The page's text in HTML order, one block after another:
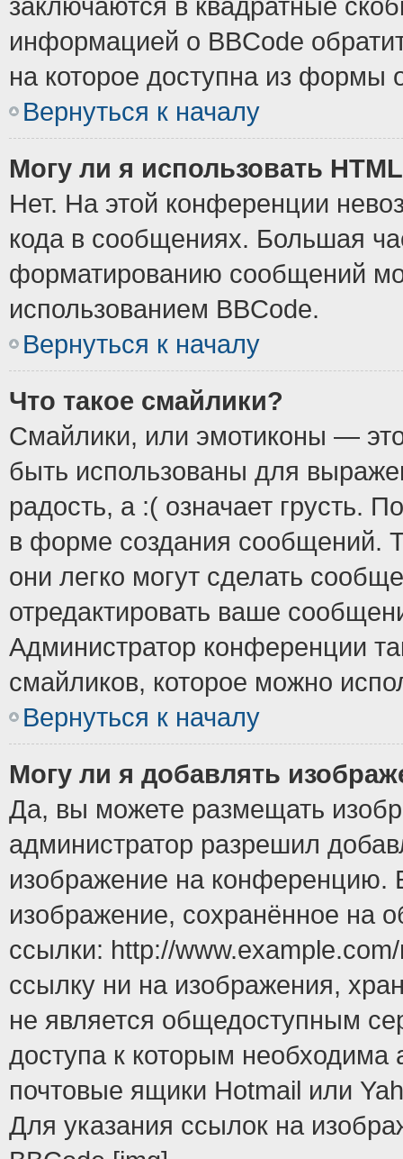
информацией о BBCode
на которое доступна из формы
Вернуться к началу
Могу ли я использовать
Нет. На этой конференции
кода в сообщениях. Большая
форматированию сообщений
использованием BBCode.
Вернуться к началу
Что такое смайлики?
Смайлики, или эмотиконы —
быть использованы для
радость, а :( означает грусть.
в форме создания сообщений.
они легко могут сделать
отредактировать ваше
Администратор конференции
смайликов, которое можно
Вернуться к началу
Могу ли я добавлять
Да, вы можете размещать
администратор разрешил
изображение на конференцию.
изображение, сохранённое на
ссылки: http://
ссылку ни на изображения,
не является общедоступным
доступа к которым
почтовые ящики Hotmail или
Для указания ссылок на